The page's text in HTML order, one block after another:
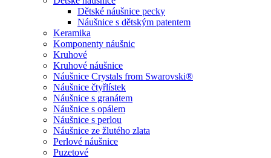
Dětské náušnice pecky
Náušnice s dětským patentem
Keramika
Komponenty náušnic
Kruhové
Kruhové náušnice
Náušnice Crystals from Swarovski®
Náušnice čtyřlístek
Náušnice s granátem
Náušnice s opálem
Náušnice s perlou
Náušnice ze žlutého zlata
Perlové náušnice
Puzetové